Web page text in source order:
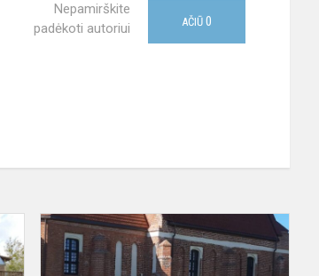
Nepamirškite
padėkoti autoriui
AČIŪ 0
Iab
klasių
išvyka